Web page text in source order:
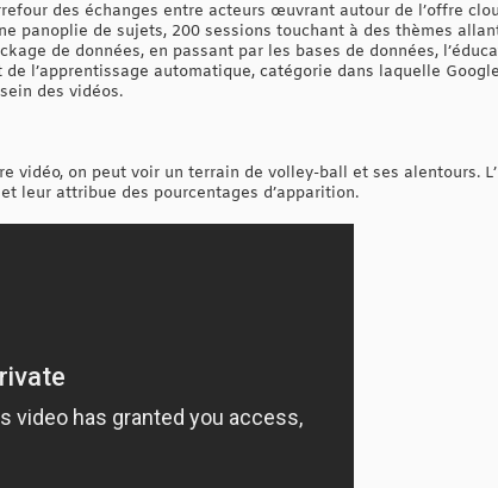
des échanges entre acteurs œuvrant autour de l’offre
panoplie de sujets, 200 sessions touchant à des thèmes
de données, en passant par les bases de données,
l’apprentissage automatique, catégorie dans laquelle
des vidéos.
vidéo, on peut voir un terrain de volley-ball et ses alentours.
leur attribue des pourcentages d’apparition.